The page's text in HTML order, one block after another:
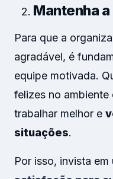
Mantenha
Para que a
agradável, é
equipe motivada.
felizes no ambiente
trabalhar melhor e
situações.
Por isso, invista em